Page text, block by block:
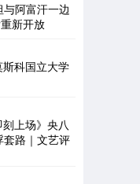
阿富汗一边
新开放
科国立大学
上场》央八
路｜文艺评